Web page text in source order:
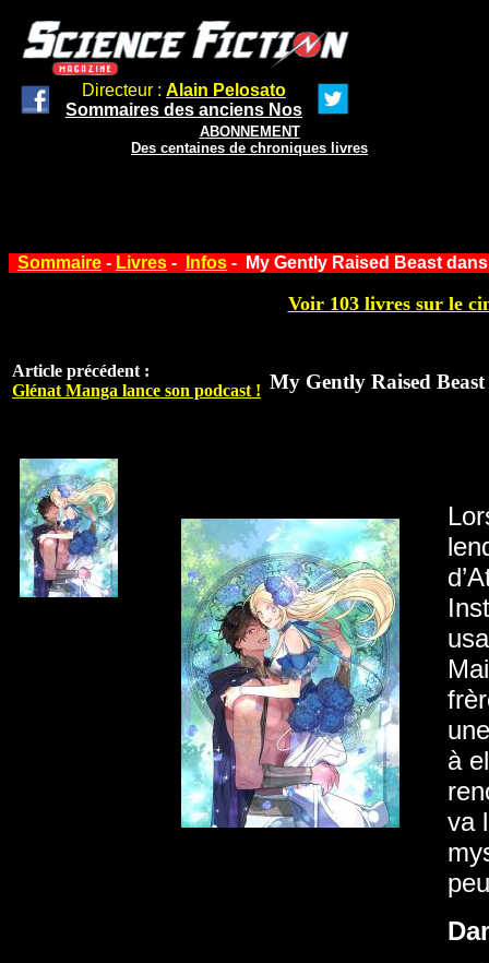
Directeur : Alain Pelosato
Sommaires des anciens Nos
ABONNEMENT
Des centaines de chroniques livres
Sommaire - Livres - Infos - My Gently Raised Beast
Voir 103 livres sur le
Article précédent :
Glénat Manga lance son podcast ! My Gently Raised
à
va